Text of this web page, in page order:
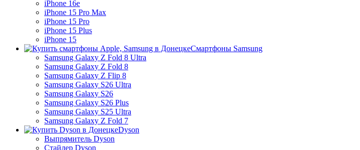
iPhone 16e
iPhone 15 Pro Max
iPhone 15 Pro
iPhone 15 Plus
iPhone 15
Смартфоны Samsung
Samsung Galaxy Z Fold 8 Ultra
Samsung Galaxy Z Fold 8
Samsung Galaxy Z Flip 8
Samsung Galaxy S26 Ultra
Samsung Galaxy S26
Samsung Galaxy S26 Plus
Samsung Galaxy S25 Ultra
Samsung Galaxy Z Fold 7
Dyson
Выпрямитель Dyson
Стайлер Dyson